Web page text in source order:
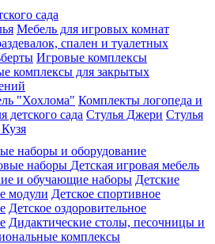
сада
Мебель для игровых комнат
спален и туалетных
Игровые комплексы
комплексы для закрытых
"Хохлома" Комплекты логопеда и
детского сада Стулья Джери Стулья
наборы и оборудование
наборы Детская игровая мебель
и обучающие наборы Детские
модули Детское спортивное
Детское оздоровительное
Дидактические столы, песочницы и
комплексы